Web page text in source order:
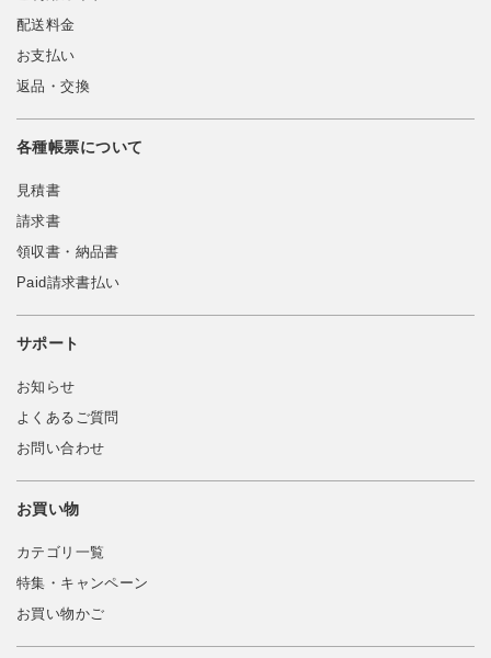
配送料金
お支払い
返品・交換
各種帳票について
見積書
請求書
領収書・納品書
Paid請求書払い
サポート
お知らせ
よくあるご質問
お問い合わせ
お買い物
カテゴリ一覧
特集・キャンペーン
お買い物かご